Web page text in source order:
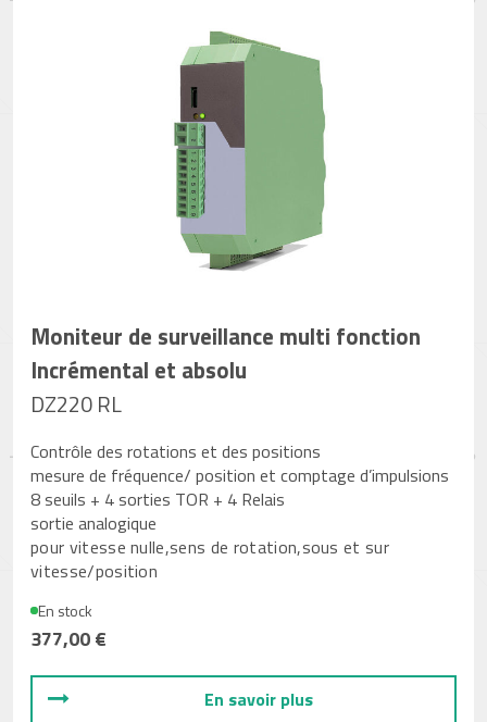
Moniteur de surveillance multi fonction
Incrémental et absolu
DZ220 RL
Contrôle des rotations et des positions
mesure de fréquence/ position et comptage d’impulsions
8 seuils + 4 sorties TOR + 4 Relais
sortie analogique
pour vitesse nulle,sens de rotation,sous et sur
vitesse/position
En stock
377,00 €
En savoir plus